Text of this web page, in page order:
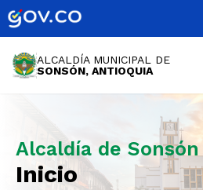
ALCALDÍA MUNICIPAL DE
SONSÓN, ANTIOQUIA
Alcaldía de Sonsón
Inicio